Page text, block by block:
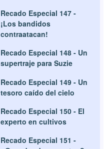
Recado Especial 147 -
¡Los bandidos
contraatacan!
Recado Especial 148 - Un
supertraje para Suzie
Recado Especial 149 - Un
tesoro caído del cielo
Recado Especial 150 - El
experto en cultivos
Recado Especial 151 -